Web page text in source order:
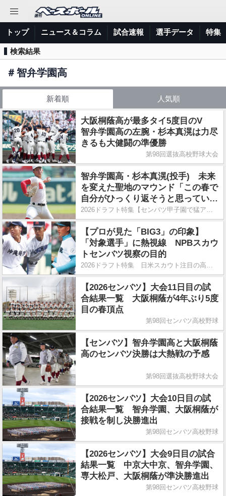
トップ ニュース＆コラム 試合速報 選手データ 特集
検索結果
＃智弁学園高
新着順 人気順
大阪桐蔭高が最多タイ5度目のV
智弁学園高の左腕・杉本真滉は力尽
きるも大健闘の準優勝
第98回選抜高校野球大会
智弁学園高・杉本真滉(投手) 未来
を変えた聖地のマウンド「この春で
自分がひっくり返そうと思っていま
した」
2026ドラフト特集【センバツ甲子園で猛アピール】
【プロが見た「BIG3」の印象】
「対象選手」に熱視線 NPBスカウ
トセンバツ視察の目的
2026ドラフト特集 日米スカウト注目の高校球児
【2026センバツ】大会11日目の試
合結果一覧 大阪桐蔭が4年ぶり5度
目の春頂点
第98回センバツ高校野球
【センバツ】智弁学園高と大阪桐蔭
高のセンバツ決勝は大熱戦の予感
第98回選抜高校野球大会
【2026センバツ】大会10日目の試
合結果一覧 智弁学園、大阪桐蔭が
接戦を制し決勝進出
第98回センバツ高校野球
【2026センバツ】大会9日目の試合
結果一覧 中京大中京、智弁学園、
専大松戸、大阪桐蔭が準決勝進出
第98回センバツ高校野球